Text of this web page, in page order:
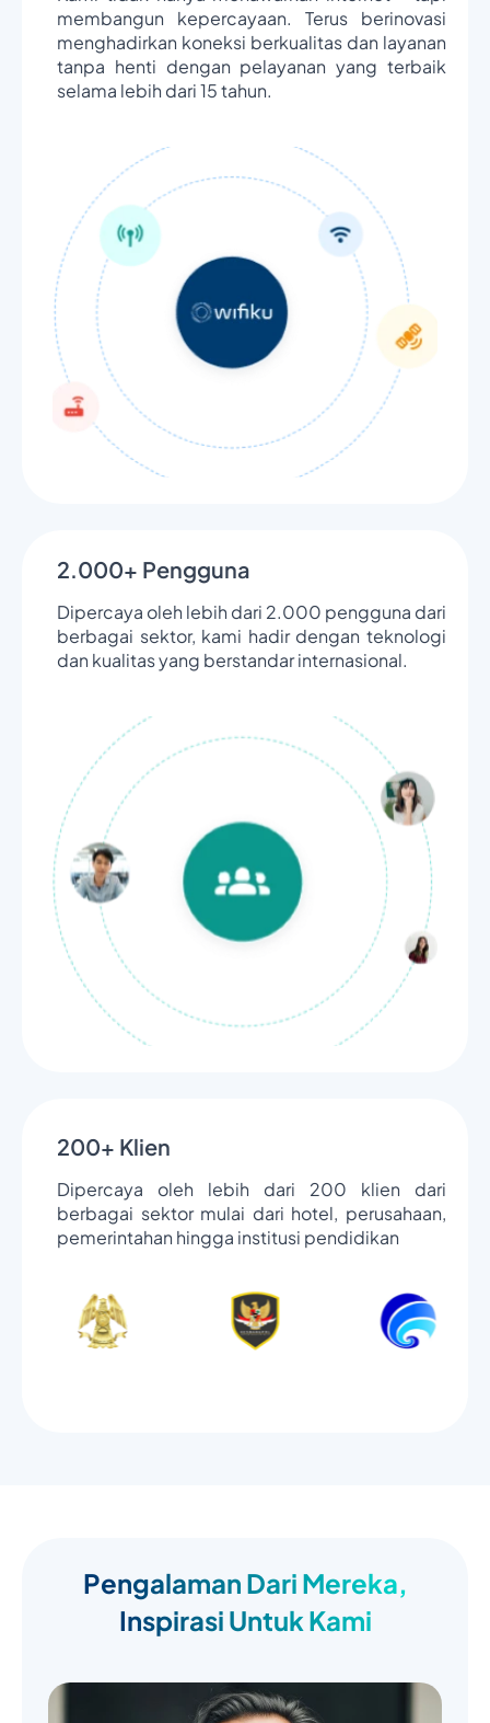
membangun kepercayaan. Terus berinovasi
menghadirkan koneksi berkualitas dan layanan
tanpa henti dengan pelayanan yang terbaik
selama lebih dari 15 tahun.
2.000+ Pengguna
Dipercaya oleh lebih dari 2.000 pengguna dari
berbagai sektor, kami hadir dengan teknologi
dan kualitas yang berstandar internasional.
200+ Klien
Dipercaya oleh lebih dari 200 klien dari
berbagai sektor mulai dari hotel, perusahaan,
pemerintahan hingga institusi pendidikan
Pengalaman Dari Mereka,
Inspirasi Untuk Kami